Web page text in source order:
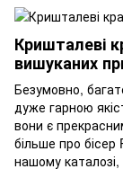
Кришталеві
вишуканих
Безумовно,
дуже гарною
вони є
більше про
нашому каталозі,